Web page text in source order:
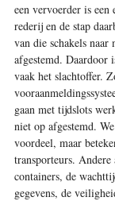
een vervoerder is
rederij en de stap
van die schakels naar
afgestemd. Daardoor
vaak het slachtoffer.
gaan met tijdslots
niet op afgestemd.
voordeel, maar
transporteurs. Andere
containers, de
gegevens, de